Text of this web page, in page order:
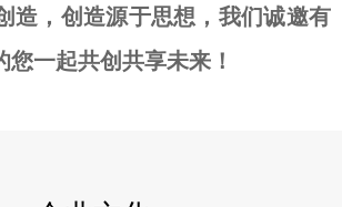
造，创造源于思想，我们诚邀有
一起共创共享未来！